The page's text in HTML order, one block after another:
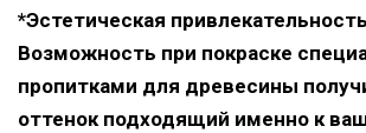
*Эстетическая
Возможность при покраске
пропитками для древесины
оттенок подходящий именно к